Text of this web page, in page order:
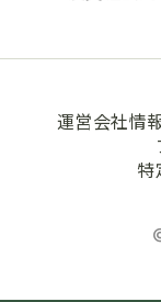
運営会社情
特